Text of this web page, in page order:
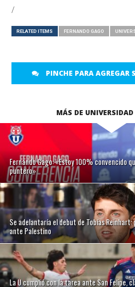
/
RELATED ITEMS FERNANDO GAGO
PINCHE PARA AGREGAR
MÁS DE UNIVERSIDAD
Fernando Gago: «Estoy 100% convencido
puntero»
Se adelantaría el debut de Tobías
ante Palestino
La U cumplió con la tarea ante San Felipe,